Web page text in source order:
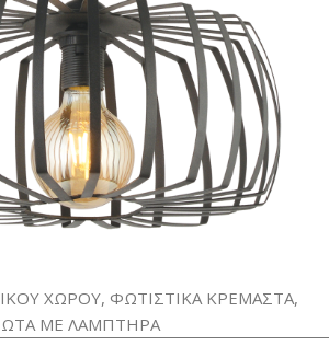
ΧΩΡΟΥ, ΦΩΤΙΣΤΙΚΑ ΚΡΕΜΑΣΤΑ,
ΜΕ ΛΑΜΠΤΗΡΑ